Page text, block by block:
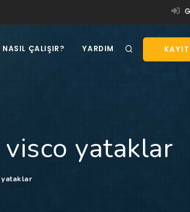
NASIL ÇALIŞIR? YARDIM
yataklar
yataklar